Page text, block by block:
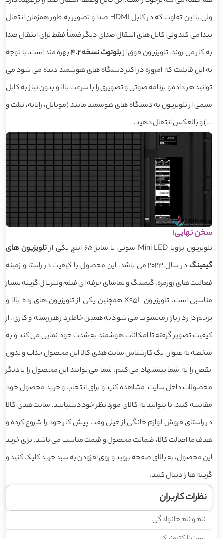
ولی با این تفاوت که در کابل HDMI صدا و تصویر به طور همزمان انتقال
پیدا می کند ولی کابل های انتقال صدای دیگر ضمناً فقط برای انتقال صدا
به کار می روند. تلویزیون فوق ازبلوتوث نسخه 4.2
بهره مند است. با توجه
به این قابلیت که امروزه در اکثر دستگاه های هوشمند دیده می شود می
توانید هر داده و برنامه صوتی و تصویری را با سرعت بالا و بدون نیاز به کابل
سیمی از تلویزیون به دستگاه های هوشمند مانند (موبایل، رایانه، تبلت و
...) و بالعکس انتقال دهید.
سخن نهایی؛
تلویزیون براویا Mini LED سونی با سایز 65 اینچ یکی از
تلویزیون های
گیمینگ
در سال 2023 می باشد. این محصول با کیفیت در راستا و زمینه
فعالیت های روزمره، گیمینگ و تماشای حرفه ای فیلم وسریال گزینه بسیار
مناسبی است. تلویزیون X95L همچنین یکی از تلویزیون های رده بالا و
پرچم دار در بازار محسوب می شود به همین خاطر در هر رشته و کاری، از
کیفیت تصویر گرفته تا امکانات هوشمند به شدت خود نمایی می کند و به
شخصه به عنوان یک کارشناس سایت هدی کالا این محصول جذاب و بدون
نقص را به شما پیشنهاد می کنم. شما می توانید این محصول را با دیگر
محصولات داخل سایت مشاهده کنید و برای انتخاب و خرید محصول خود
مقایسه کنید، تا بتوانید به کالای مورد نظر خود دستیابید. سایت هدی کالا
در راستای فروش لوازم خانگی از خیلی وقت پیش کار خود را شروع کرده و
هدف ما اصالت کالا، ضمانت محصول و قیمت مناسب می باشد. برای خرید
این محصول، به بالای صفحه بروید و روی افزودن به سبد خرید کلیک کنید و
گزینه ها را دنبال کنید.
نظرات کاربران